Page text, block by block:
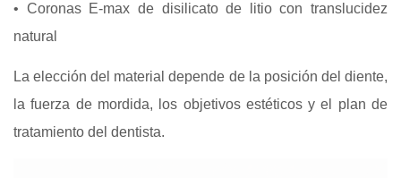
• Coronas E‑max de disilicato de litio con translucidez
natural
La elección del material depende de la posición del diente,
la fuerza de mordida, los objetivos estéticos y el plan de
tratamiento del dentista.